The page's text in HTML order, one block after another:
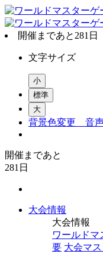
開催まであと 281 日
文字サイズ
小
標準
大
背景色変更 音
開催まであと
281 日
大会情報
大会情報
ワールドマ
要 大会マ